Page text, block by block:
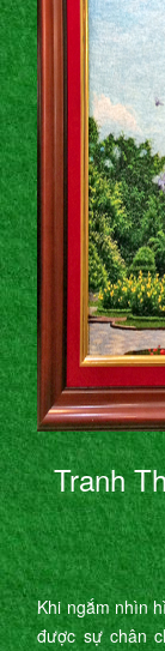
Tranh
Khi ngắm nhìn
được sự chân